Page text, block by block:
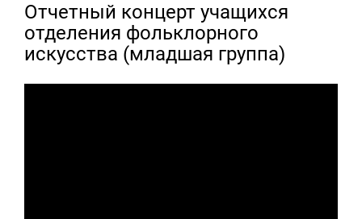
Отчетный концерт учащихся
отделения фольклорного
искусства (младшая группа)